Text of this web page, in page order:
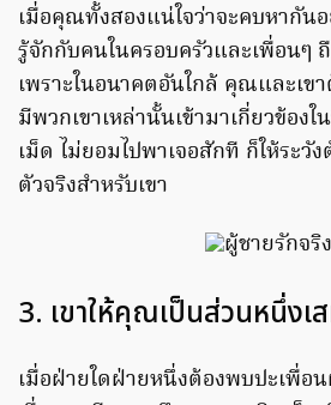
เมื่อคุณทั้งสองแน่ใจว่าจะคบหากันอ
รู้จักกับคนในครอบครัวและเพื่อนๆ
เพราะในอนาคตอันใกล้ คุณและเข
มีพวกเขาเหล่านั้นเข้ามาเกี่ยวข้อง
เม็ด ไม่ยอมไปพาเจอสักที ก็ให้ระวั
ตัวจริงสำหรับเขา
3. เขาให้คุณเป็นส่วนหนึ่งเ
เมื่อฝ่ายใดฝ่ายหนึ่งต้องพบปะเพื่อ